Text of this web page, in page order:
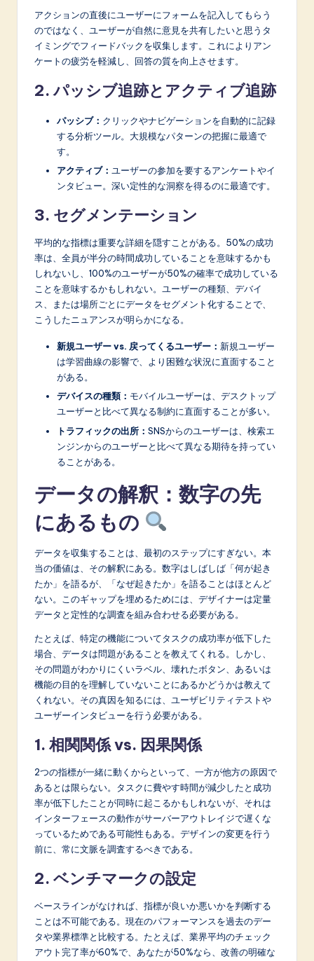
アクションの直後にユーザーにフォームを記入してもらう
のではなく、ユーザーが自然に意見を共有したいと思うタ
イミングでフィードバックを収集します。これによりアン
ケートの疲労を軽減し、回答の質を向上させます。
2. パッシブ追跡とアクティブ追跡
パッシブ： クリックやナビゲーションを自動的に記録
する分析ツール。大規模なパターンの把握に最適で
す。
アクティブ： ユーザーの参加を要するアンケートやイ
ンタビュー。深い定性的な洞察を得るのに最適です。
3. セグメンテーション
平均的な指標は重要な詳細を隠すことがある。50%の成功
率は、全員が半分の時間成功していることを意味するかも
しれないし、100%のユーザーが50%の確率で成功している
ことを意味するかもしれない。ユーザーの種類、デバイ
ス、または場所ごとにデータをセグメント化することで、
こうしたニュアンスが明らかになる。
新規ユーザー vs. 戻ってくるユーザー： 新規ユーザー
は学習曲線の影響で、より困難な状況に直面すること
がある。
デバイスの種類： モバイルユーザーは、デスクトップ
ユーザーと比べて異なる制約に直面することが多い。
トラフィックの出所： SNSからのユーザーは、検索エ
ンジンからのユーザーと比べて異なる期待を持ってい
ることがある。
データの解釈：数字の先
にあるもの
データを収集することは、最初のステップにすぎない。本
当の価値は、その解釈にある。数字はしばしば「何が起き
たか」を語るが、「なぜ起きたか」を語ることはほとんど
ない。このギャップを埋めるためには、デザイナーは定量
データと定性的な調査を組み合わせる必要がある。
たとえば、特定の機能についてタスクの成功率が低下した
場合、データは問題があることを教えてくれる。しかし、
その問題がわかりにくいラベル、壊れたボタン、あるいは
機能の目的を理解していないことにあるかどうかは教えて
くれない。その真因を知るには、ユーザビリティテストや
ユーザーインタビューを行う必要がある。
1. 相関関係 vs. 因果関係
2つの指標が一緒に動くからといって、一方が他方の原因で
あるとは限らない。タスクに費やす時間が減少したと成功
率が低下したことが同時に起こるかもしれないが、それは
インターフェースの動作がサーバーアウトレイジで遅くな
っているためである可能性もある。デザインの変更を行う
前に、常に文脈を調査するべきである。
2. ベンチマークの設定
ベースラインがなければ、指標が良いか悪いかを判断する
ことは不可能である。現在のパフォーマンスを過去のデー
タや業界標準と比較する。たとえば、業界平均のチェック
アウト完了率が60%で、あなたが50%なら、改善の明確な